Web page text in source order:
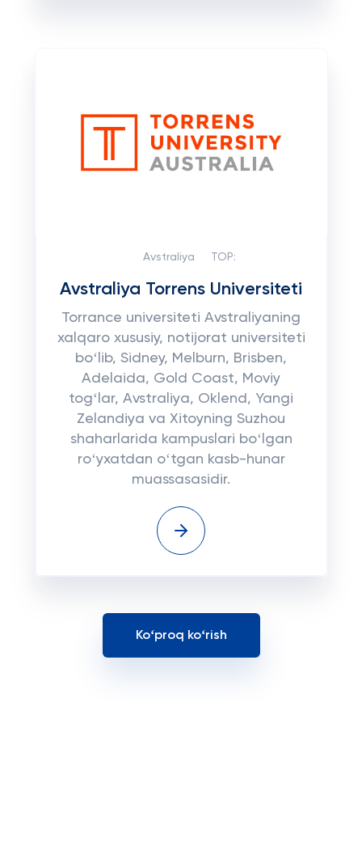
Avstraliya TOP:
Avstraliya Torrens Universiteti
Torrance universiteti Avstraliyaning
xalqaro xususiy, notijorat universiteti
boʻlib, Sidney, Melburn, Brisben,
Adelaida, Gold Coast, Moviy
togʻlar, Avstraliya, Oklend, Yangi
Zelandiya va Xitoyning Suzhou
shaharlarida kampuslari boʻlgan
roʻyxatdan oʻtgan kasb-hunar
muassasasidir.
Koʻproq koʻrish